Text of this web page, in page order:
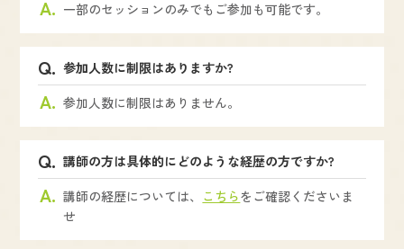
一部のセッションのみでもご参加も可能です。
参加人数に制限はありますか?
参加人数に制限はありません。
講師の方は具体的にどのような経歴の方ですか?
講師の経歴については、 こちらをご確認くださいま
せ